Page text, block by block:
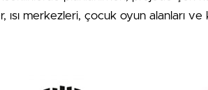
merkezleri, çocuk oyun alanları ve